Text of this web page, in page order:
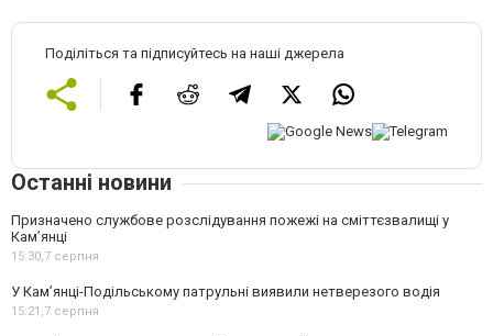
Поділіться та підписуйтесь на наші джерела
Останні новини
Призначено службове розслідування пожежі на сміттєзвалищі у
Кам’янці
15:30,7 серпня
У Кам’янці-Подільському патрульні виявили нетверезого водія
15:21,7 серпня